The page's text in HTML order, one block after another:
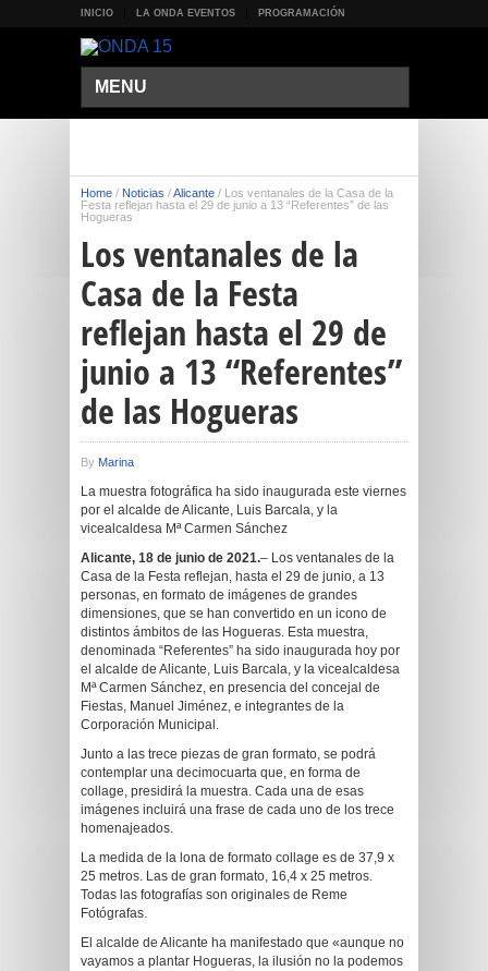
INICIO LA ONDA EVENTOS PROGRAMACIÓN
MENU
Home / Noticias /Alicante / Los ventanales de la Casa de la
Festa reflejan hasta el 29 de junio a 13 “Referentes” de las
Hogueras
Los ventanales de la
Casa de la Festa
reflejan hasta el 29 de
junio a 13 “Referentes”
de las Hogueras
By Marina
La muestra fotográfica ha sido inaugurada este viernes
por el alcalde de Alicante, Luis Barcala, y la
vicealcaldesa Mª Carmen Sánchez
Alicante, 18 de junio de 2021.– Los ventanales de la
Casa de la Festa reflejan, hasta el 29 de junio, a 13
personas, en formato de imágenes de grandes
dimensiones, que se han convertido en un icono de
distintos ámbitos de las Hogueras. Esta muestra,
denominada “Referentes” ha sido inaugurada hoy por
el alcalde de Alicante, Luis Barcala, y la vicealcaldesa
Mª Carmen Sánchez, en presencia del concejal de
Fiestas, Manuel Jiménez, e integrantes de la
Corporación Municipal.
Junto a las trece piezas de gran formato, se podrá
contemplar una decimocuarta que, en forma de
collage, presidirá la muestra. Cada una de esas
imágenes incluirá una frase de cada uno de los trece
homenajeados.
La medida de la lona de formato collage es de 37,9 x
25 metros. Las de gran formato, 16,4 x 25 metros.
Todas las fotografías son originales de Reme
Fotógrafas.
El alcalde de Alicante ha manifestado que «aunque no
vayamos a plantar Hogueras, la ilusión no la podemos